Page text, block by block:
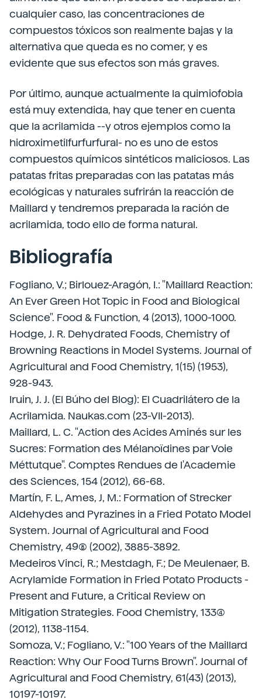
cualquier caso, las concentraciones de
compuestos tóxicos son realmente bajas y la
alternativa que queda es no comer, y es
evidente que sus efectos son más graves.
Por último, aunque actualmente la quimiofobia
está muy extendida, hay que tener en cuenta
que la acrilamida --y otros ejemplos como la
hidroximetilfurfurfural- no es uno de estos
compuestos químicos sintéticos maliciosos. Las
patatas fritas preparadas con las patatas más
ecológicas y naturales sufrirán la reacción de
Maillard y tendremos preparada la ración de
acrilamida, todo ello de forma natural.
Bibliografía
Fogliano, V.; Birlouez-Aragón, I.: "Maillard Reaction:
An Ever Green Hot Topic in Food and Biological
Science". Food & Function, 4 (2013), 1000-1000.
Hodge, J. R. Dehydrated Foods, Chemistry of
Browning Reactions in Model Systems. Journal of
Agricultural and Food Chemistry, 1(15) (1953),
928-943.
Iruin, J. J. (El Búho del Blog): El Cuadrilátero de la
Acrilamida. Naukas.com (23-VII-2013).
Maillard, L. C. "Action des Acides Aminés sur les
Sucres: Formation des Mélanoïdines par Voie
Méttutque". Comptes Rendues de l'Academie
des Sciences, 154 (2012), 66-68.
Martín, F. L, Ames, J, M.: Formation of Strecker
Aldehydes and Pyrazines in a Fried Potato Model
System. Journal of Agricultural and Food
Chemistry, 49(8) (2002), 3885-3892.
Medeiros Vinci, R.; Mestdagh, F.; De Meulenaer, B.
Acrylamide Formation in Fried Potato Products -
Present and Future, a Critical Review on
Mitigation Strategies. Food Chemistry, 133(4)
(2012), 1138-1154.
Somoza, V.; Fogliano, V.: "100 Years of the Maillard
Reaction: Why Our Food Turns Brown". Journal of
Agricultural and Food Chemistry, 61(43) (2013),
10197-10197.